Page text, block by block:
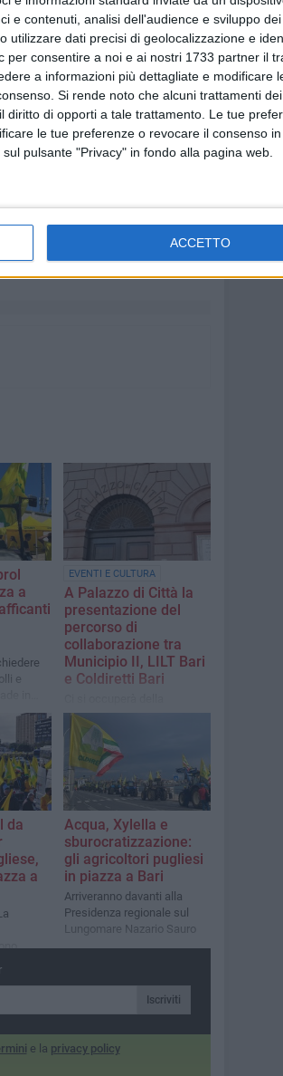
e contenuti, analisi dell'audience e sviluppo dei
utilizzare dati precisi di geolocalizzazione e
per consentire a noi e ai nostri 1733 partner il
a informazioni più dettagliate e modificare
Si rende noto che alcuni trattamenti
diritto di opporti a tale trattamento. Le tue
le tue preferenze o revocare il consenso
pulsante "Privacy" in fondo alla pagina web.
ACCETTO
compreso tra via Dalmazia
tra via Dalmazia e il lungomare
dei manifestanti).
e della Forza Pubblica. Le
portale dell'azienda del
aggressioni in pochi giorni
17 anni
a
e
EVENTI E CULTURA
A Palazzo di Città la
presentazione del
percorso di
collaborazione tra
Municipio II, LILT Bari
e Coldiretti Bari
promozione di corretti stili di
vita e di alimentazione sana
da
a
Acqua, Xylella e
sburocratizzazione:
gli agricoltori pugliesi
in piazza a Bari
Arriveranno davanti alla
Presidenza regionale sul
Lungomare Nazario Sauro
Iscriviti
e la privacy policy